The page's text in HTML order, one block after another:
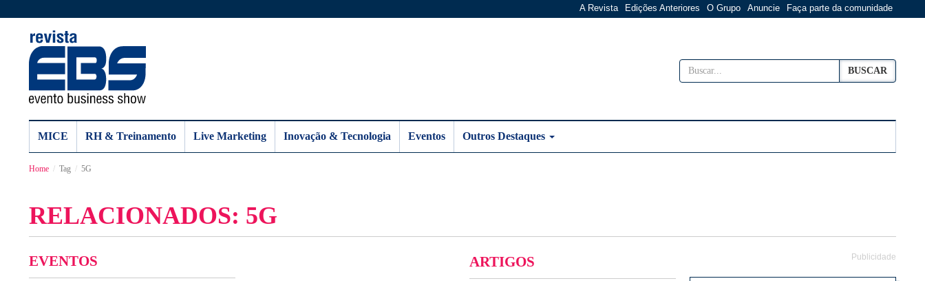
A Revista Edições Anteriores O Grupo Anuncie Faça parte da comunidade
BUSCAR
MICE RH & Treinamento Live Marketing Inovação & Tecnologia Eventos Outros Destaques
Home Tag 5G
RELACIONADOS: 5G
EVENTOS ARTIGOS Publicidade